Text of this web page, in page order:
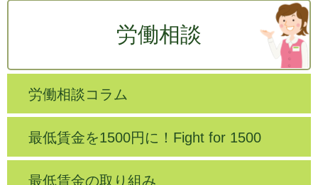
労働相談
労働相談コラム
最低賃金を1500円に！Fight for 1500
最低賃金の取り組み